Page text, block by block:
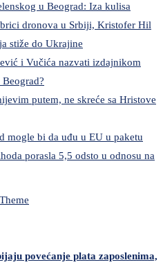
u Beograd: Iza kulisa
dronova u Srbiji, Kristofer Hil
stiže do Ukrajine
i Vučića nazvati izdajnikom
putem, ne skreće sa Hristove
mogle bi da uđu u EU u paketu
porasla 5,5 odsto u odnosu na
povećanje plata zaposlenima,